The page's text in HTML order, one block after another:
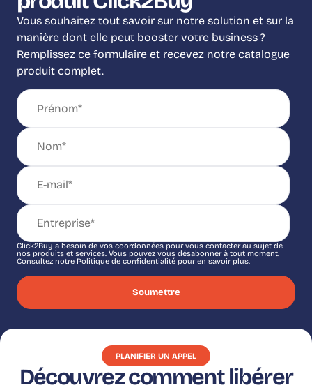
Vous souhaitez tout savoir sur notre solution et sur la
manière dont elle peut booster votre business ?
Remplissez ce formulaire et recevez notre catalogue
produit complet.
Click2Buy a besoin de vos coordonnées pour vous contacter au sujet de
nos produits et services. Vous pouvez vous désabonner à tout moment.
Consultez notre Politique de confidentialité pour en savoir plus.
PLANIFIER UN APPEL
Découvrez comment libérer